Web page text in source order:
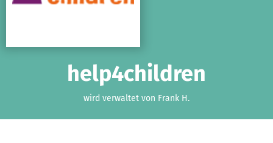
help4children
wird verwaltet von Frank H.